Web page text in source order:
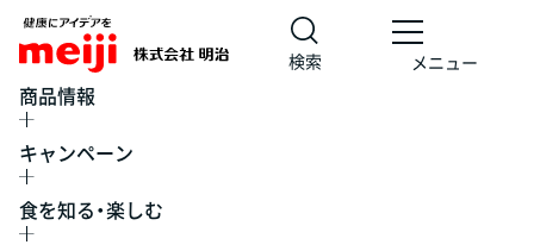
検索 メニュー
商品情報
キャンペーン
食を知る・楽しむ